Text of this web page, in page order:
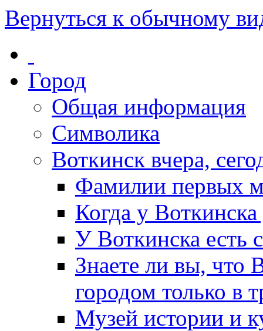
Вернуться к обычному
Город
Общая информация
Символика
Воткинск вчера,
Фамилии первых
Когда у
У Воткинска есть
Знаете ли вы, что
городом только в
Музей истории и